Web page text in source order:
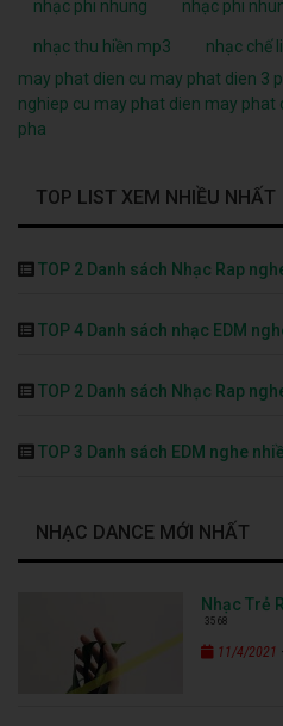
nhạc phi nhung nhạc phi
nhạc thu hiền mp3 nhạc chế
may phat dien cu may phat dien 3
nghiep cu may phat dien may phat
pha
TOP LIST XEM NHIỀU NHẤT
TOP 2 Danh sách Nhạc Rap
TOP 4 Danh sách nhạc EDM
TOP 2 Danh sách Nhạc Rap
TOP 3 Danh sách EDM nghe
NHẠC DANCE MỚI NHẤT
Nhạc Trẻ
3568
11/4/2021